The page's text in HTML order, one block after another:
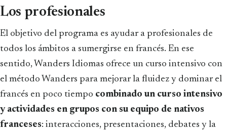
Los profesionales
El objetivo del programa es ayudar a profesionales de
todos los ámbitos a sumergirse en francés. En ese
sentido, Wanders Idiomas ofrece un curso intensivo con
el método Wanders para mejorar la fluidez y dominar el
francés en poco tiempo combinado un curso intensivo
y actividades en grupos con su equipo de nativos
franceses: interacciones, presentaciones, debates y la